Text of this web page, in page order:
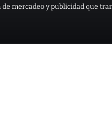
mercadeo y publicidad que